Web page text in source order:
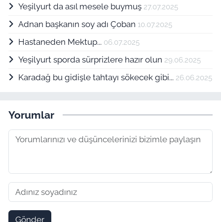
Yeşilyurt da asıl mesele buymuş 27.07.2025
Adnan başkanın soy adı Çoban 10.07.2025
Hastaneden Mektup... 06.07.2025
Yeşilyurt sporda sürprizlere hazır olun 29.06.2025
Karadağ bu gidişle tahtayı sökecek gibi... 26.06.2025
Yorumlar
Gönder